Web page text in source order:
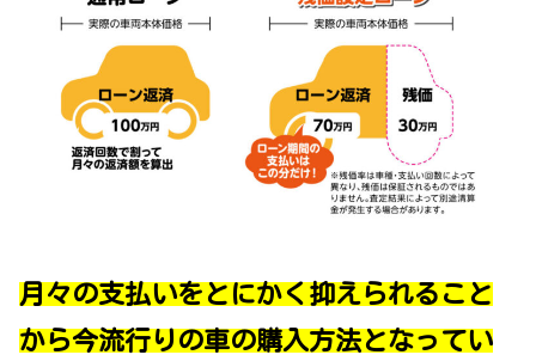
月々の支払いをとにかく抑えられること
から今流行りの車の購入方法となってい